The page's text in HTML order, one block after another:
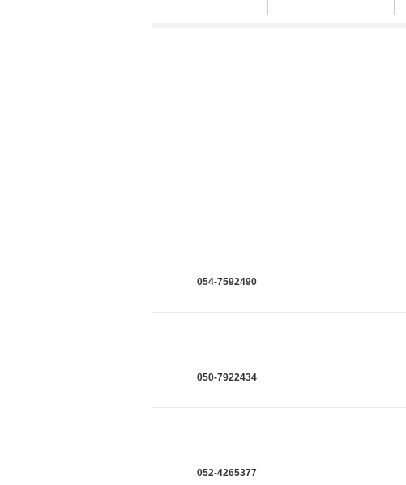
054-7592490
050-7922434
052-4265377